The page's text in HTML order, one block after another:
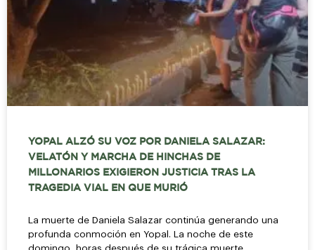
YOPAL ALZÓ SU VOZ POR DANIELA SALAZAR:
VELATÓN Y MARCHA DE HINCHAS DE
MILLONARIOS EXIGIERON JUSTICIA TRAS LA
TRAGEDIA VIAL EN QUE MURIÓ
La muerte de Daniela Salazar continúa generando una
profunda conmoción en Yopal. La noche de este